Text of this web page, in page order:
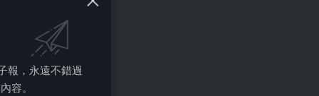
報，永遠不錯過
容。